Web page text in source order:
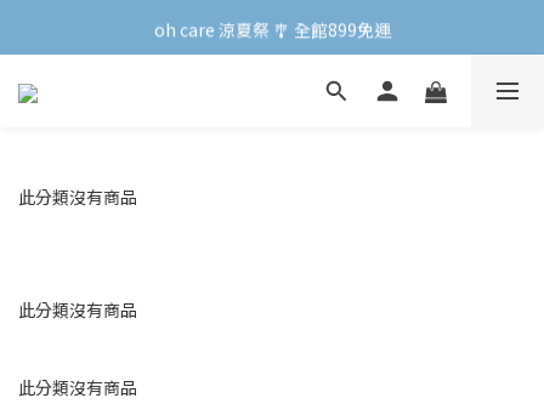
oh care 涼夏祭 🎐 全館899免運
oh care 涼夏祭 🎐 全館899免運
會員專屬 | 點數兌換禮新上線！
此分類沒有商品
此分類沒有商品
此分類沒有商品